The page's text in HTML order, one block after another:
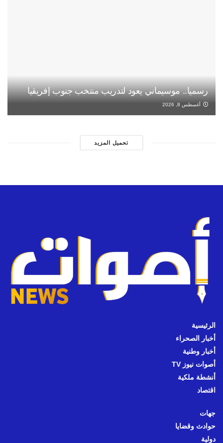
رسميا.. موسيماني يعود لتدريب منتخب جنوب إفريقيا
أغسطس 8, 2026
تحميل المزيد
الرئيسية
أخبار الصحراء
أخبار وطنية
أصوات نيوز TV
أنشطة ملكية
اقتصاد
جهات
حوادث وقضايا
دولية